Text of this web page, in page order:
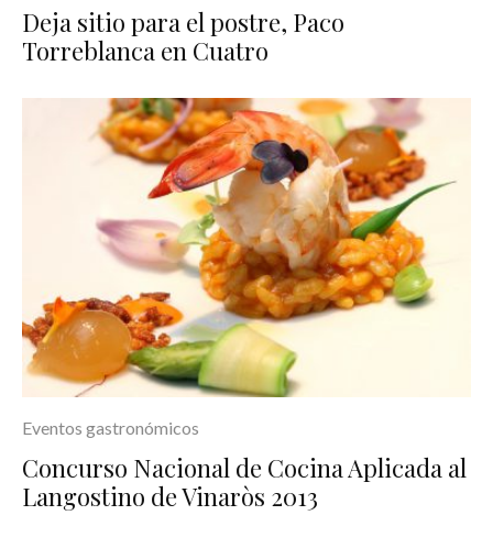
Deja sitio para el postre, Paco
Torreblanca en Cuatro
Eventos gastronómicos
Concurso Nacional de Cocina Aplicada al
Langostino de Vinaròs 2013